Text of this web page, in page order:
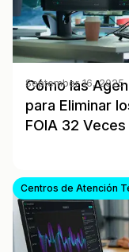
Cómo las
para Eliminar
FOIA 32
September 16, 2025
Centros de Atención